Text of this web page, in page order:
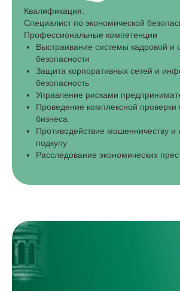
Квалификация:
Специалист по экономической
Профессиональные компетенции
Выстраивание системы кадровой и
безопасности
Защита корпоративных сетей и
безопасность
Управление рисками
Проведение комплексной проверки
бизнеса
Противодействие мошенничеству и
подкупу
Расследование экономических